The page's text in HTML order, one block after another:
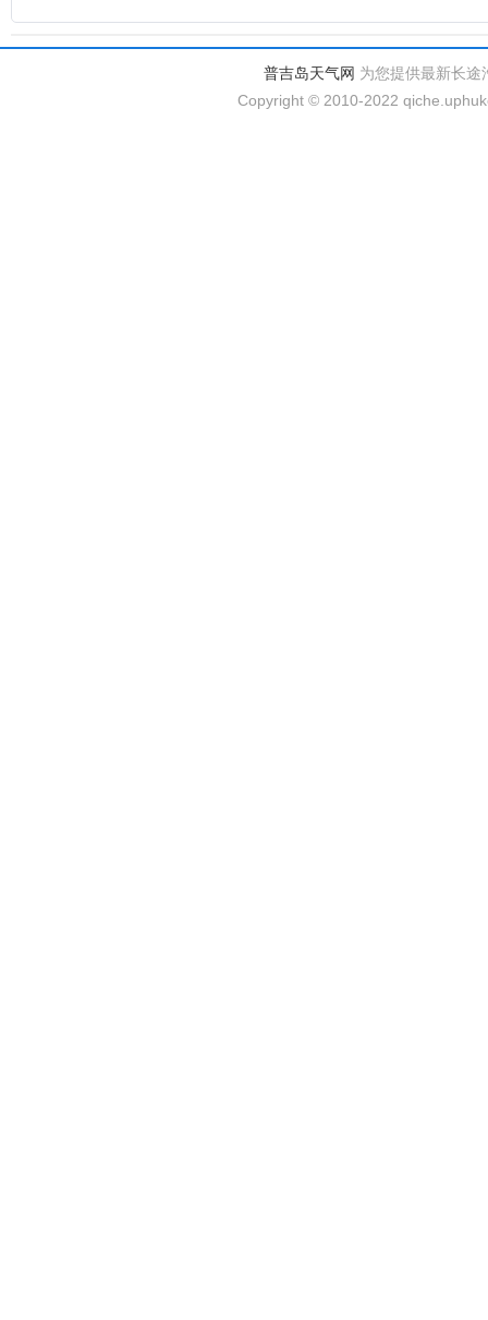
普吉岛天气网 为您提供最新长途
Copyright © 2010-2022